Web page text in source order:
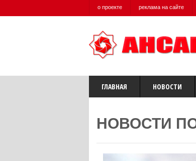
о проекте реклама на сайте
ГЛАВНАЯ НОВОСТИ
НОВОСТИ